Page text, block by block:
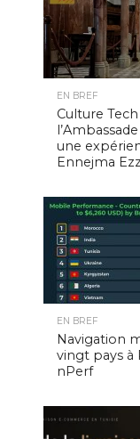
EN BREF
Culture
une
Ennejma
EN BREF
Navigation
vingt pays à
nPerf